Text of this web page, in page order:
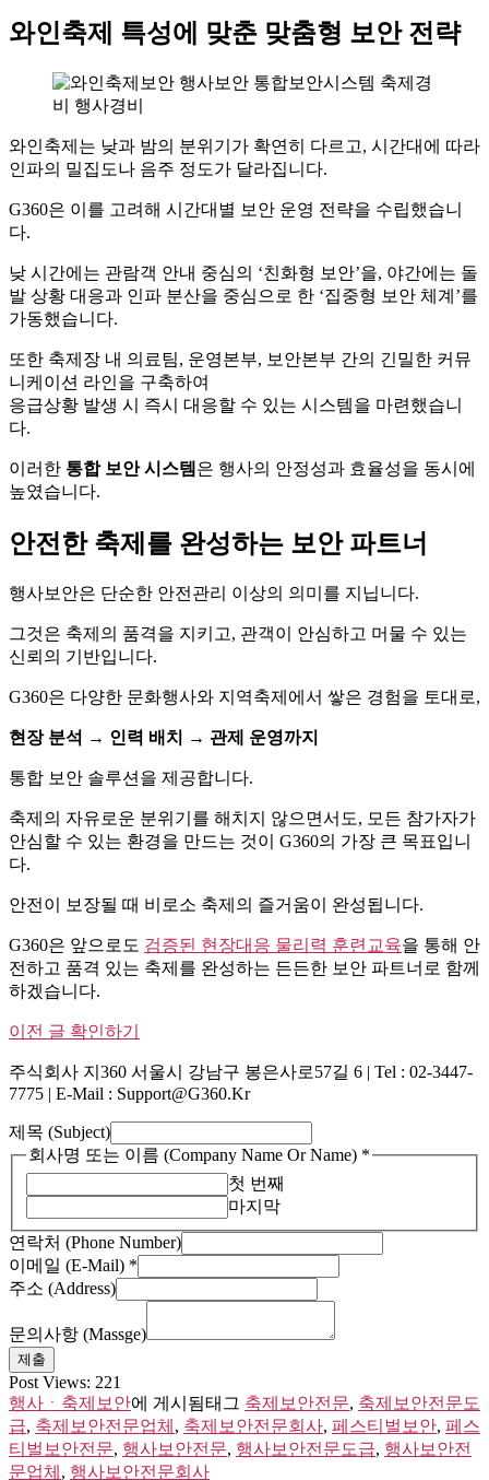
와인축제 특성에 맞춘 맞춤형 보안 전략
와인축제는 낮과 밤의 분위기가 확연히 다르고, 시간대에 따라
인파의 밀집도나 음주 정도가 달라집니다.
G360은 이를 고려해 시간대별 보안 운영 전략을 수립했습니
다.
낮 시간에는 관람객 안내 중심의 ‘친화형 보안’을, 야간에는 돌
발 상황 대응과 인파 분산을 중심으로 한 ‘집중형 보안 체계’를
가동했습니다.
또한 축제장 내 의료팀, 운영본부, 보안본부 간의 긴밀한 커뮤
니케이션 라인을 구축하여
응급상황 발생 시 즉시 대응할 수 있는 시스템을 마련했습니
다.
이러한 통합 보안 시스템 은 행사의 안정성과 효율성을 동시에
높였습니다.
안전한 축제를 완성하는 보안 파트너
행사보안은 단순한 안전관리 이상의 의미를 지닙니다.
그것은 축제의 품격을 지키고, 관객이 안심하고 머물 수 있는
신뢰의 기반입니다.
G360은 다양한 문화행사와 지역축제에서 쌓은 경험을 토대로,
현장 분석 → 인력 배치 → 관제 운영까지
통합 보안 솔루션을 제공합니다.
축제의 자유로운 분위기를 해치지 않으면서도, 모든 참가자가
안심할 수 있는 환경을 만드는 것이 G360의 가장 큰 목표입니
다.
안전이 보장될 때 비로소 축제의 즐거움이 완성됩니다.
G360은 앞으로도 검증된 현장대응 물리력 훈련교육을 통해 안
전하고 품격 있는 축제를 완성하는 든든한 보안 파트너로 함께
하겠습니다.
이전 글 확인하기
주식회사 지360 서울시 강남구 봉은사로57길 6 | Tel : 02-3447-
7775 | E-Mail : Support@g360.kr
제목 (Subject)
회사명 또는 이름 (Company Name Or Name) *
첫 번째
마지막
회
사
명
문
의
사
항
연락처 (Phone Number)
이메일 (E-Mail) *
주소 (Address)
문의사항 (Massge)
제출
Post Views: 221
행사ㆍ축제보안에 게시됨태그 축제보안전문, 축제보안전문도
급, 축제보안전문업체 , 축제보안전문회사, 페스티벌보안, 페스
티벌보안전문, 행사보안전문, 행사보안전문도급, 행사보안전
문업체 , 행사보안전문회사